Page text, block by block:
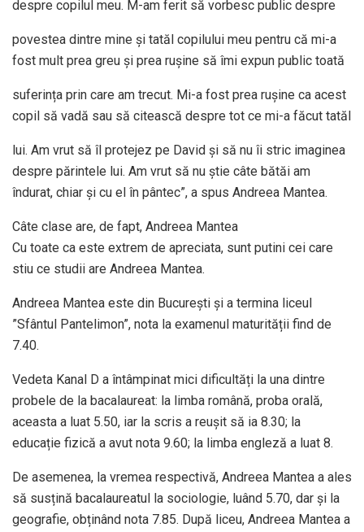
despre copilul meu. M-am ferit să vorbesc public despre
povestea dintre mine și tatăl copilului meu pentru că mi-a
fost mult prea greu și prea rușine să îmi expun public toată
suferința prin care am trecut. Mi-a fost prea rușine ca acest
copil să vadă sau să citească despre tot ce mi-a făcut tatăl
lui. Am vrut să îl protejez pe David și să nu îi stric imaginea
despre părintele lui. Am vrut să nu știe câte bătăi am
îndurat, chiar și cu el în pântec”, a spus Andreea Mantea.
Câte clase are, de fapt, Andreea Mantea
Cu toate ca este extrem de apreciata, sunt putini cei care
stiu ce studii are Andreea Mantea.
Andreea Mantea este din București și a termina liceul
”Sfântul Pantelimon”, nota la examenul maturității find de
7.40.
Vedeta Kanal D a întâmpinat mici dificultăți la una dintre
probele de la bacalaureat: la limba română, proba orală,
aceasta a luat 5.50, iar la scris a reușit să ia 8.30; la
educație fizică a avut nota 9.60; la limba engleză a luat 8.
De asemenea, la vremea respectivă, Andreea Mantea a ales
să susțină bacalaureatul la sociologie, luând 5.70, dar și la
geografie, obținând nota 7.85. După liceu, Andreea Mantea a